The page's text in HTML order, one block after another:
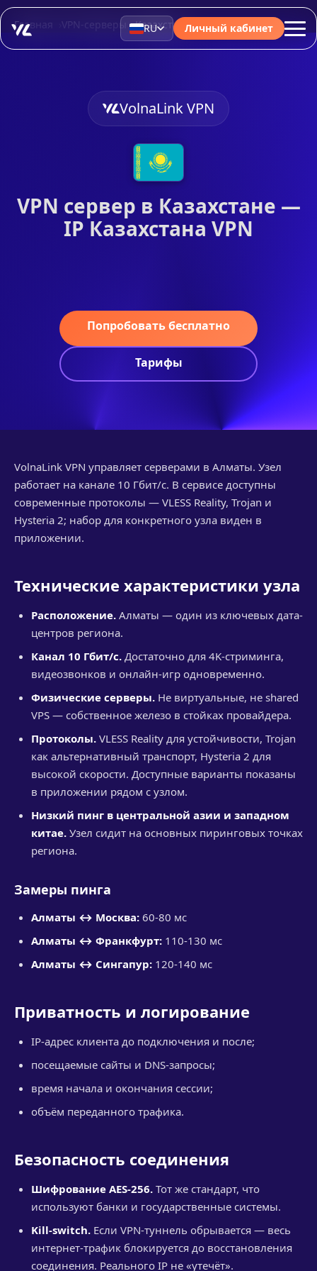
RU Личный кабинет
Главная VPN-серверы Казахстан
VolnaLink VPN
VPN сервер в Казахстане —
IP Казахстана VPN
Попробовать бесплатно
Тарифы
VolnaLink VPN управляет серверами в Алматы. Узел
работает на канале 10 Гбит/с. В сервисе доступны
современные протоколы — VLESS Reality, Trojan и
Hysteria 2; набор для конкретного узла виден в
приложении.
Технические характеристики узла
Расположение. Алматы — один из ключевых дата-
центров региона.
Канал 10 Гбит/с. Достаточно для 4K-стриминга,
видеозвонков и онлайн-игр одновременно.
Физические серверы. Не виртуальные, не shared
VPS — собственное железо в стойках провайдера.
Протоколы. VLESS Reality для устойчивости, Trojan
как альтернативный транспорт, Hysteria 2 для
высокой скорости. Доступные варианты показаны
в приложении рядом с узлом.
Низкий пинг в центральной азии и западном
китае. Узел сидит на основных пиринговых точках
региона.
Замеры пинга
Алматы ↔ Москва: 60-80 мс
Алматы ↔ Франкфурт: 110-130 мс
Алматы ↔ Сингапур: 120-140 мс
Приватность и логирование
IP-адрес клиента до подключения и после;
посещаемые сайты и DNS-запросы;
время начала и окончания сессии;
объём переданного трафика.
Безопасность соединения
Шифрование AES-256. Тот же стандарт, что
используют банки и государственные системы.
Kill-switch. Если VPN-туннель обрывается — весь
интернет-трафик блокируется до восстановления
соединения. Реального IP не «утечёт».